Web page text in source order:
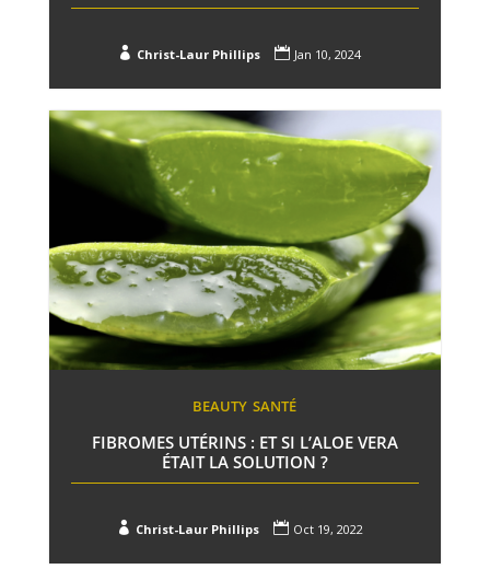
 Christ-Laur Phillips  Jan 10, 2024
BEAUTY SANTÉ
FIBROMES UTÉRINS : ET SI L’ALOE VERA
ÉTAIT LA SOLUTION ?
 Christ-Laur Phillips  Oct 19, 2022